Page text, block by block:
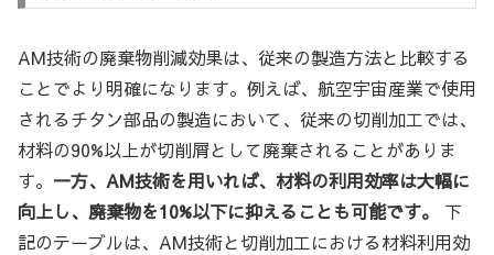
AM技術の廃棄物削減効果は、従来の製造方法と比較する
ことでより明確になります。例えば、航空宇宙産業で使用
されるチタン部品の製造において、従来の切削加工では、
材料の90%以上が切削屑として廃棄されることがありま
す。 一方、AM技術を用いれば、材料の利用効率は大幅に
向上し、廃棄物を10%以下に抑えることも可能です。
下
記のテーブルは、AM技術と切削加工における材料利用効